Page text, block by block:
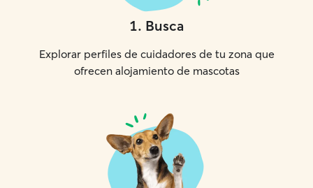
1. Busca
Explorar perfiles de cuidadores de tu zona que
ofrecen alojamiento de mascotas